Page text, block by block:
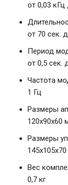
от 0,03 кГц
от 70 сек.
Период
от 0,5 сек.
Частота
1 Гц
Размеры
120х90х60
Размеры
Вес
0,7 кг